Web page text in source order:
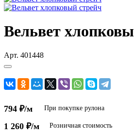
Вельвет
Арт. 401448
794 ₽/м При покупке рулона
1 260 ₽/м Розничная стоимость